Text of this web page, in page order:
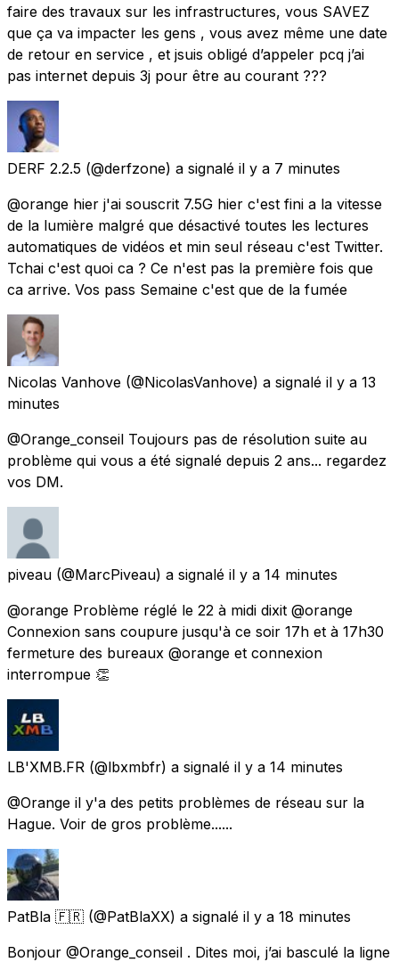
faire des travaux sur les infrastructures, vous SAVEZ
que ça va impacter les gens , vous avez même une date
de retour en service , et jsuis obligé d’appeler pcq j’ai
pas internet depuis 3j pour être au courant ???
DERF 2.2.5 (@derfzone) a signalé il y a 7 minutes
@orange hier j'ai souscrit 7.5G hier c'est fini a la vitesse
de la lumière malgré que désactivé toutes les lectures
automatiques de vidéos et min seul réseau c'est Twitter.
Tchai c'est quoi ca ? Ce n'est pas la première fois que
ca arrive. Vos pass Semaine c'est que de la fumée
Nicolas Vanhove (@NicolasVanhove) a signalé il y a 13
minutes
@Orange_conseil Toujours pas de résolution suite au
problème qui vous a été signalé depuis 2 ans... regardez
vos DM.
piveau (@MarcPiveau) a signalé il y a 14 minutes
@orange Problème réglé le 22 à midi dixit @orange
Connexion sans coupure jusqu'à ce soir 17h et à 17h30
fermeture des bureaux @orange et connexion
interrompue 👏
LB'XMB.FR (@lbxmbfr) a signalé il y a 14 minutes
@Orange il y'a des petits problèmes de réseau sur la
Hague. Voir de gros problème......
PatBla 🇫🇷 (@PatBlaXX) a signalé il y a 18 minutes
Bonjour @Orange_conseil . Dites moi, j’ai basculé la ligne